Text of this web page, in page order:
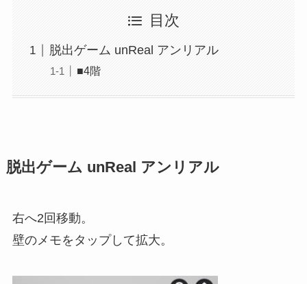
目次
脱出ゲーム unReal アンリアル
■4階
脱出ゲーム unReal アンリアル
右へ2回移動。
壁のメモをタップして拡大。